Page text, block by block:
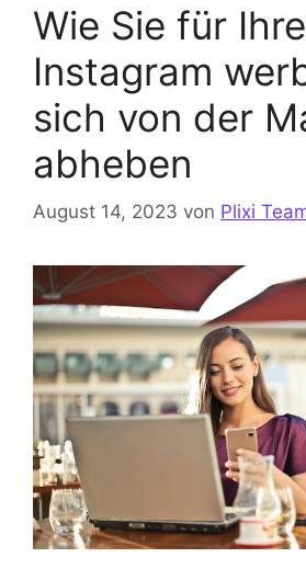
Wie Sie für Ihre
Instagram
sich von der
abheben
August 14, 2023 von Plixi